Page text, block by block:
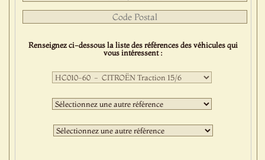
Renseignez ci-dessous la liste des références des véhicules qui
vous intéressent :
Première
sélection
:Deuxième
sélection
:Troisième
sélection